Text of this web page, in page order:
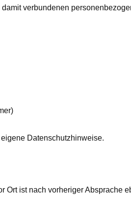
verbundenen
Datenschutzhinweise.
Ort ist nach vorheriger Absprache